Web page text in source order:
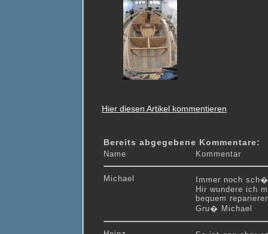
Hier diesen Artikel kommentieren
Bereits abgegebene Kommentare:
Name Kommentar
Michael
Immer noch
Hir wundere ich
bequem
Gru� Michael